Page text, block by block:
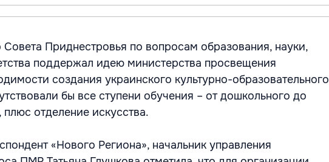
Совета Приднестровья по вопросам образования, науки,
поддержал идею министерства просвещения
создания украинского культурно-образовательного
бы все ступени обучения – от дошкольного до
отделение искусства.
«Нового Региона», начальник управления